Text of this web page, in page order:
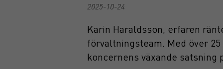
2025-10-24
Karin Haraldsson, erfaren
förvaltningsteam. Med över
koncernens växande satsning